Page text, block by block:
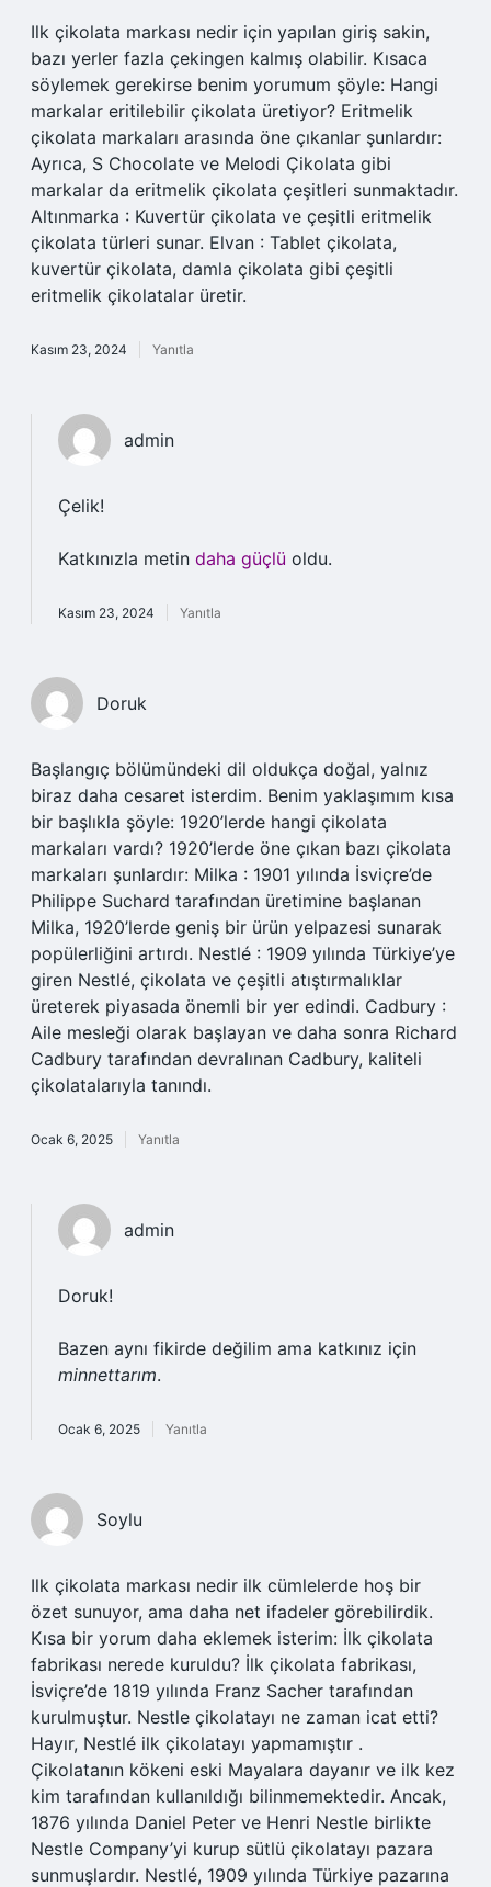
Ilk çikolata markası nedir için yapılan giriş sakin,
bazı yerler fazla çekingen kalmış olabilir. Kısaca
söylemek gerekirse benim yorumum şöyle: Hangi
markalar eritilebilir çikolata üretiyor? Eritmelik
çikolata markaları arasında öne çıkanlar şunlardır:
Ayrıca, S Chocolate ve Melodi Çikolata gibi
markalar da eritmelik çikolata çeşitleri sunmaktadır.
Altınmarka : Kuvertür çikolata ve çeşitli eritmelik
çikolata türleri sunar. Elvan : Tablet çikolata,
kuvertür çikolata, damla çikolata gibi çeşitli
eritmelik çikolatalar üretir.
Kasım 23, 2024 Yanıtla
admin
Çelik!
Katkınızla metin daha güçlü oldu.
Kasım 23, 2024 Yanıtla
Doruk
Başlangıç bölümündeki dil oldukça doğal, yalnız
biraz daha cesaret isterdim. Benim yaklaşımım kısa
bir başlıkla şöyle: 1920’lerde hangi çikolata
markaları vardı? 1920’lerde öne çıkan bazı çikolata
markaları şunlardır: Milka : 1901 yılında İsviçre’de
Philippe Suchard tarafından üretimine başlanan
Milka, 1920’lerde geniş bir ürün yelpazesi sunarak
popülerliğini artırdı. Nestlé : 1909 yılında Türkiye’ye
giren Nestlé, çikolata ve çeşitli atıştırmalıklar
üreterek piyasada önemli bir yer edindi. Cadbury :
Aile mesleği olarak başlayan ve daha sonra Richard
Cadbury tarafından devralınan Cadbury, kaliteli
çikolatalarıyla tanındı.
Ocak 6, 2025 Yanıtla
admin
Doruk!
Bazen aynı fikirde değilim ama katkınız için
minnettarım.
Ocak 6, 2025 Yanıtla
Soylu
Ilk çikolata markası nedir ilk cümlelerde hoş bir
özet sunuyor, ama daha net ifadeler görebilirdik.
Kısa bir yorum daha eklemek isterim: İlk çikolata
fabrikası nerede kuruldu? İlk çikolata fabrikası,
İsviçre’de 1819 yılında Franz Sacher tarafından
kurulmuştur. Nestle çikolatayı ne zaman icat etti?
Hayır, Nestlé ilk çikolatayı yapmamıştır .
Çikolatanın kökeni eski Mayalara dayanır ve ilk kez
kim tarafından kullanıldığı bilinmemektedir. Ancak,
1876 yılında Daniel Peter ve Henri Nestle birlikte
Nestle Company’yi kurup sütlü çikolatayı pazara
sunmuşlardır. Nestlé, 1909 yılında Türkiye pazarına